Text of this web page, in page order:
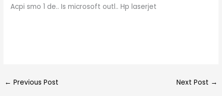
Acpi smo 1 de.. Is microsoft outl.. Hp laserjet
← Previous Post Next Post →